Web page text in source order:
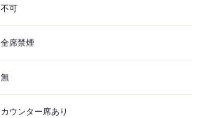
不可
全席禁煙
無
カウンター席あり